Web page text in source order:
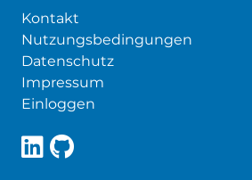
Kontakt
Nutzungsbedingungen
Datenschutz
Impressum
Einloggen